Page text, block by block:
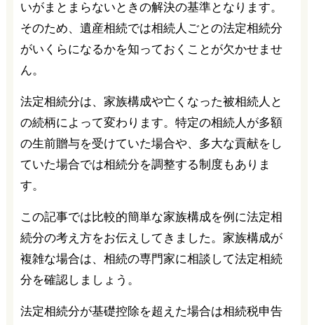
いがまとまらないときの解決の基準となります。
そのため、遺産相続では相続人ごとの法定相続分
がいくらになるかを知っておくことが欠かせませ
ん。
法定相続分は、家族構成や亡くなった被相続人と
の続柄によって変わります。特定の相続人が多額
の生前贈与を受けていた場合や、多大な貢献をし
ていた場合では相続分を調整する制度もありま
す。
この記事では比較的簡単な家族構成を例に法定相
続分の考え方をお伝えしてきました。家族構成が
複雑な場合は、相続の専門家に相談して法定相続
分を確認しましょう。
法定相続分が基礎控除を超えた場合は相続税申告